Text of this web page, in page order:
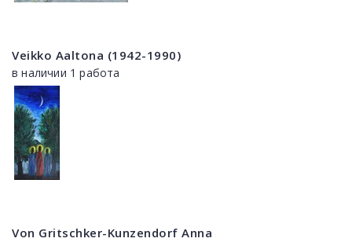
Veikko Aaltona (1942-1990)
в наличии 1 работа
Von Gritschker-Kunzendorf Anna